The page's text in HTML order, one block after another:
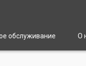
обслуживание О